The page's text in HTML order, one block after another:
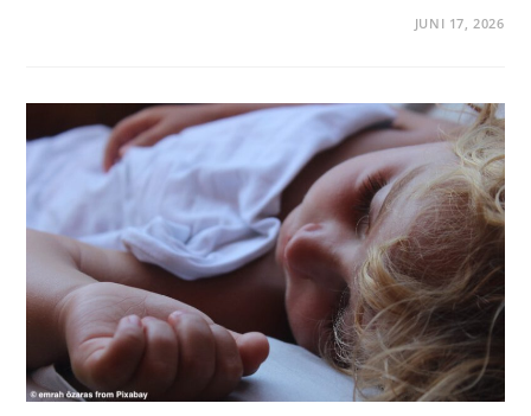
JUNI 17, 2026